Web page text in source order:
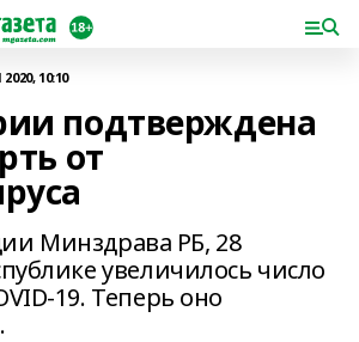
10:10
подтверждена
от
Минздрава РБ, 28
увеличилось число
19. Теперь оно